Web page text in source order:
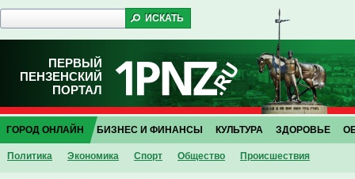
ПЕРВЫЙ
ПЕНЗЕНСКИЙ
ПОРТАЛ
ГОРОД ОНЛАЙН
Политика Экономика Спорт Общество Проиcшествия
БИЗНЕС И ФИНАНСЫ КУЛЬТУРА ЗДОРОВЬЕ